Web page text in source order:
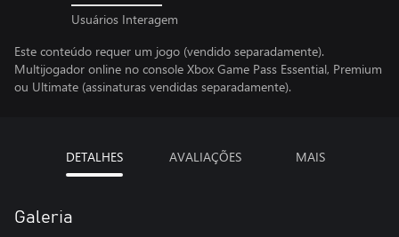
Usuários Interagem
Este conteúdo requer um jogo (vendido separadamente).
Multijogador online no console Xbox Game Pass Essential, Premium
ou Ultimate (assinaturas vendidas separadamente).
DETALHES AVALIAÇÕES MAIS
Galeria